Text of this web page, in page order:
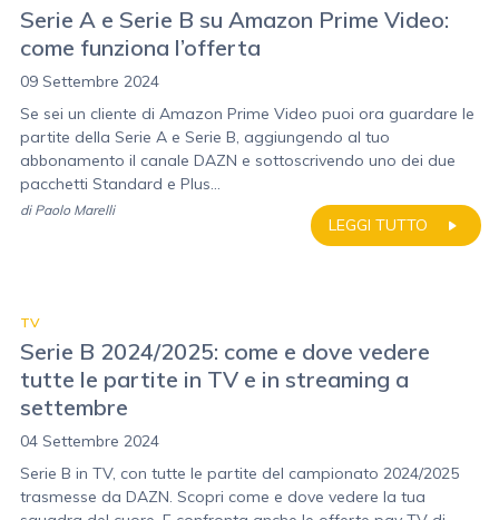
Serie A e Serie B su Amazon Prime Video:
come funziona l’offerta
09 Settembre 2024
Se sei un cliente di Amazon Prime Video puoi ora guardare le
partite della Serie A e Serie B, aggiungendo al tuo
abbonamento il canale DAZN e sottoscrivendo uno dei due
pacchetti Standard e Plus...
LEGGI TUTTO
di Paolo Marelli
TV
Serie B 2024/2025: come e dove vedere
tutte le partite in TV e in streaming a
settembre
04 Settembre 2024
Serie B in TV, con tutte le partite del campionato 2024/2025
trasmesse da DAZN. Scopri come e dove vedere la tua